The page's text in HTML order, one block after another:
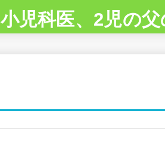
小児科医、2児の